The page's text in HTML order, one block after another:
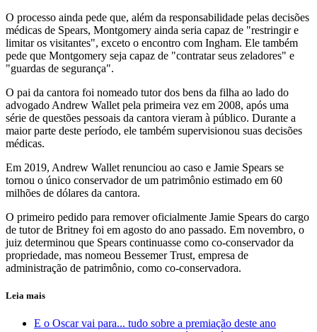
O processo ainda pede que, além da responsabilidade pelas decisões
médicas de Spears, Montgomery ainda seria capaz de "restringir e
limitar os visitantes", exceto o encontro com Ingham. Ele também
pede que Montgomery seja capaz de "contratar seus zeladores" e
"guardas de segurança".
O pai da cantora foi nomeado tutor dos bens da filha ao lado do
advogado Andrew Wallet pela primeira vez em 2008, após uma
série de questões pessoais da cantora vieram à público. Durante a
maior parte deste período, ele também supervisionou suas decisões
médicas.
Em 2019, Andrew Wallet renunciou ao caso e Jamie Spears se
tornou o único conservador de um patrimônio estimado em 60
milhões de dólares da cantora.
O primeiro pedido para remover oficialmente Jamie Spears do cargo
de tutor de Britney foi em agosto do ano passado. Em novembro, o
juiz determinou que Spears continuasse como co-conservador da
propriedade, mas nomeou Bessemer Trust, empresa de
administração de patrimônio, como co-conservadora.
Leia mais
E o Oscar vai para... tudo sobre a premiação deste ano